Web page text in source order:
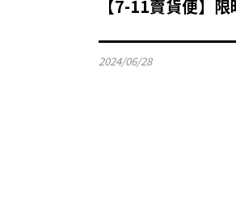
【7-11賣貨便】
2024/06/28